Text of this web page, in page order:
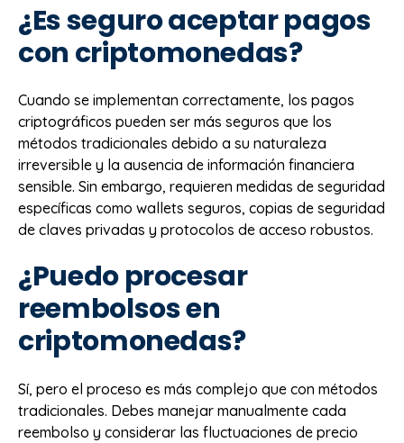
¿Es seguro aceptar pagos
con criptomonedas?
Cuando se implementan correctamente, los pagos
criptográficos pueden ser más seguros que los
métodos tradicionales debido a su naturaleza
irreversible y la ausencia de información financiera
sensible. Sin embargo, requieren medidas de seguridad
específicas como wallets seguros, copias de seguridad
de claves privadas y protocolos de acceso robustos.
¿Puedo procesar
reembolsos en
criptomonedas?
Sí, pero el proceso es más complejo que con métodos
tradicionales. Debes manejar manualmente cada
reembolso y considerar las fluctuaciones de precio